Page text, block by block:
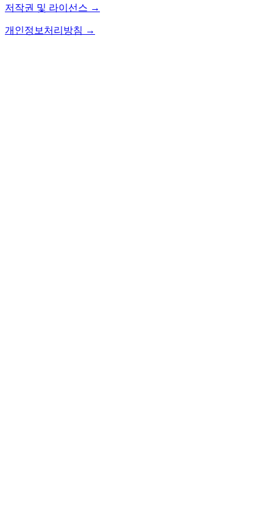
저작권 및 라이선스 →
개인정보처리방침 →